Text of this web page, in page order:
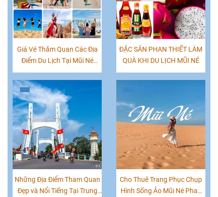
Giá Vé Thăm Quan Các Địa
Điểm Du Lịch Tại Mũi Né
Phan Thiết Mới Nhất
ĐẶC SẢN PHAN THIẾT LÀM
QUÀ KHI DU LỊCH MŨI NÉ
Những Địa Điểm Tham Quan
Đẹp và Nổi Tiếng Tại Trung
Cho Thuê Trang Phục Chụp
Hình Sống Ảo Mũi Né Phan